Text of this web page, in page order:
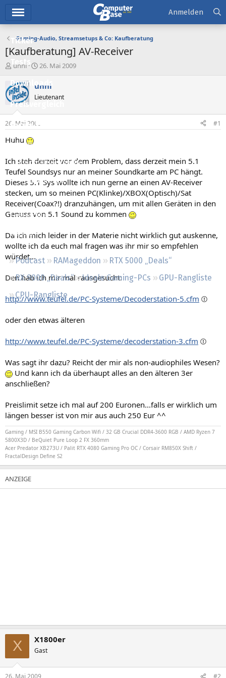
Ticker
Tests
Downloads
Preisvergleich
Forum
Aktuelles
Empfohlene Inhalte
Neue Beiträge
Neueste Aktivitäten
Leserartikel
Regeln
Podcast RAMageddon
RTX 5000 „Deals“
RX 9000 „Deals“
Ideale Gaming-PCs
GPU-Rangliste
CPU-Rangliste
Anmelden
Gaming-Audio, Streamsetups & Co: Kaufberatung
[Kaufberatung] AV-Receiver
E
s
t
e
e
r
unni
E
s
e
t
26. Mai 2009
unni
Lieutenant
26. Mai 2009 #1
Huhu
Ich steh derzeit vor dem Problem, dass derzeit mein 5.1
Teufel Soundsys nur an meiner Soundkarte am PC hängt.
Dieses 5.1 Sys wollte ich nun gerne an einen AV-Receiver
stecken, um so meinen PC(Klinke)/XBOX(Optisch)/Sat
Receiver(Coax?!) dranzuhängen, um mit allen Geräten in den
Genuss von 5.1 Sound zu kommen
Da ich mich leider in der Materie nicht wirklich gut auskenne,
wollte ich da euch mal fragen was ihr mir so empfehlen
würdet...
Den hab ich mir mal rausgesucht:
http://www.teufel.de/PC-Systeme/Decoderstation-5.cfm
oder den etwas älteren
http://www.teufel.de/PC-Systeme/decoderstation-3.cfm
Was sagt ihr dazu? Reicht der mir als non-audiophiles Wesen?
Und kann ich da überhaupt alles an den älteren 3er
anschließen?
Preislimit setze ich mal auf 200 Euronen...falls er wirklich um
längen besser ist von mir aus auch 250 Eur ^^
Gaming / MSI B550 Gaming Carbon Wifi / 32 GB Crucial DDR4-3600 RGB / AMD Ryzen 7
5800X3D / BeQuiet Pure Loop 2 FX 360mm
Acer Predator XB273U / Palit RTX 4080 Gaming Pro OC / Corsair RM850X Shift /
FractalDesign Define S2
X X1800er
Gast
26. Mai 2009 #2